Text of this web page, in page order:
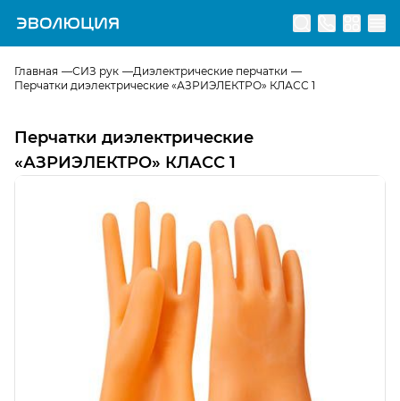
Перейти на главную страницу
Главная СИЗ рук
Диэлектрические перчатки
Перчатки диэлектрические «АЗРИЭЛЕКТРО» КЛАСС 1
Перчатки диэлектрические
«АЗРИЭЛЕКТРО» КЛАСС 1